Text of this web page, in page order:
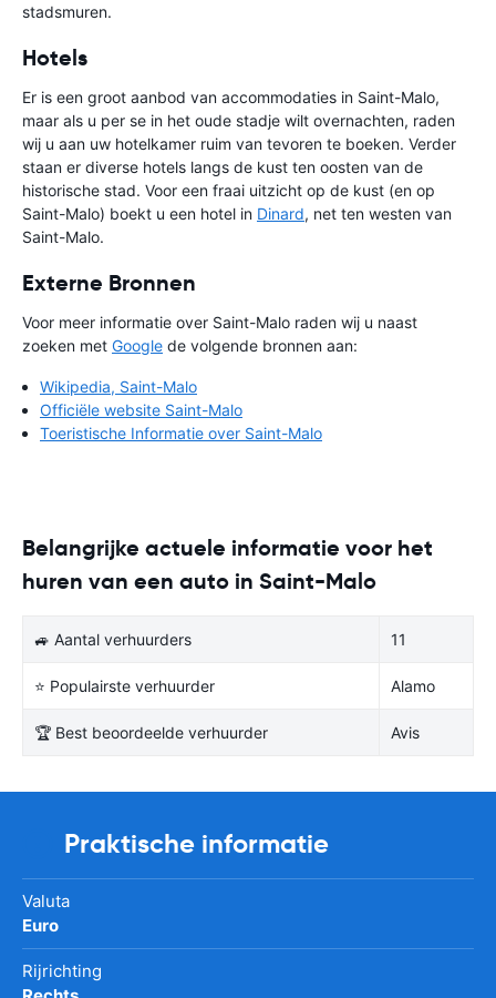
stadsmuren.
Hotels
Er is een groot aanbod van accommodaties in Saint-Malo,
maar als u per se in het oude stadje wilt overnachten, raden
wij u aan uw hotelkamer ruim van tevoren te boeken. Verder
staan er diverse hotels langs de kust ten oosten van de
historische stad. Voor een fraai uitzicht op de kust (en op
Saint-Malo) boekt u een hotel in Dinard, net ten westen van
Saint-Malo.
Externe Bronnen
Voor meer informatie over Saint-Malo raden wij u naast
zoeken met Google de volgende bronnen aan:
Wikipedia, Saint-Malo
Officiële website Saint-Malo
Toeristische Informatie over Saint-Malo
Belangrijke actuele informatie voor het
huren van een auto in Saint-Malo
🚙 Aantal verhuurders 11
⭐ Populairste verhuurder Alamo
🏆 Best beoordeelde verhuurder Avis
Praktische informatie
Valuta
Euro
Rijrichting